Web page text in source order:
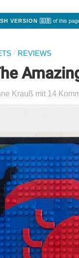
VERSION 🇬🇧 of this
/ REVIEWS
Krauß mit 14